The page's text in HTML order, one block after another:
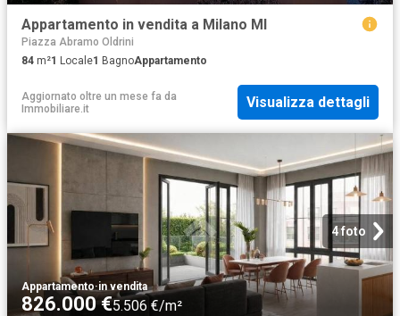
Appartamento in vendita a Milano MI
Piazza Abramo Oldrini
84 m²1 Locale1 BagnoAppartamento
Aggiornato oltre un mese fa da
Immobiliare.it
Visualizza dettagli
4 foto
Appartamento·in vendita
826.000 €5.506 €/m²